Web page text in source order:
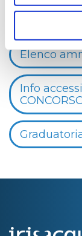
Modulo
Elenco
Info